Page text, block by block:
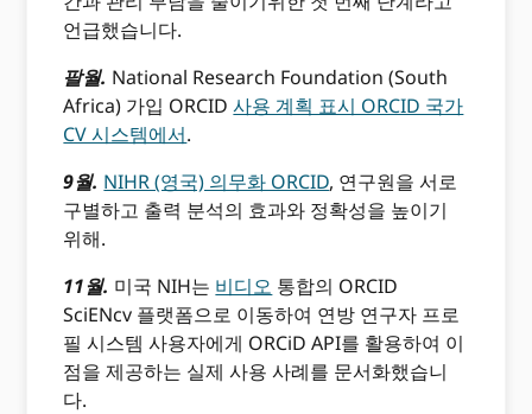
언급했습니다.
팔월. National Research Foundation (South
Africa) 가입 ORCID사용 계획 표시 ORCID 국가
CV 시스템에서.
9월. NIHR (영국) 의무화 ORCID, 연구원을 서로
구별하고 출력 분석의 효과와 정확성을 높이기
위해.
11월. 미국 NIH는 비디오 통합의 ORCID
SciENcv 플랫폼으로 이동하여 연방 연구자 프로
필 시스템 사용자에게 ORCiD API를 활용하여 이
점을 제공하는 실제 사용 사례를 문서화했습니
다.